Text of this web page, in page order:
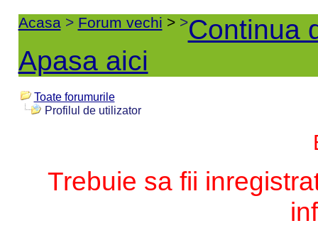
Acasa> Forum vechi > >Continua
Apasa aici
Toate forumurile
Profilul de utilizator
Trebuie sa fii